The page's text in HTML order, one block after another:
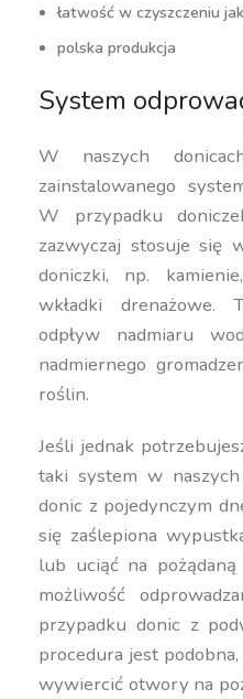
łatwość w czyszczeniu
polska produkcja
System
W naszych
zainstalowanego
W przypadku
zazwyczaj stosuje się
doniczki, np.
wkładki drenażowe.
odpływ nadmiaru
nadmiernego
roślin.
Jeśli jednak
taki system w
donic z pojedynczym
się zaślepiona
lub uciąć na
możliwość
przypadku donic z
procedura jest
wywiercić otwory na